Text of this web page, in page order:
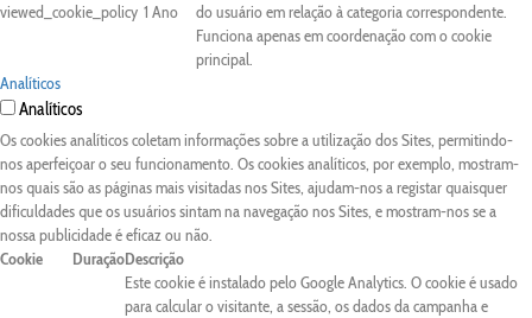
viewed_cookie_policy 1 Ano
do usuário em relação à categoria correspondente.
Funciona apenas em coordenação com o cookie
principal.
Analíticos
Analíticos
Os cookies analíticos coletam informações sobre a utilização dos Sites, permitindo-
nos aperfeiçoar o seu funcionamento. Os cookies analíticos, por exemplo, mostram-
nos quais são as páginas mais visitadas nos Sites, ajudam-nos a registar quaisquer
dificuldades que os usuários sintam na navegação nos Sites, e mostram-nos se a
nossa publicidade é eficaz ou não.
Cookie
DuraçãoDescrição
Este cookie é instalado pelo Google Analytics. O cookie é usado
para calcular o visitante, a sessão, os dados da campanha e